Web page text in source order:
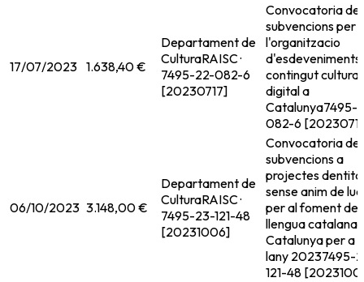
17/07/2023 1.638,40 €
Departament de
CulturaRAISC ·
7495-22-082-6
[20230717]
Convocatoria de
subvencions per
l'organitzacio
d'esdeveniments
contingut cultural
digital a
Catalunya7495-
082-6
06/10/2023 3.148,00 €
Departament de
CulturaRAISC ·
7495-23-121-48
[20231006]
Convocatoria de
subvencions a
projectes
sense anim de
per al foment de
llengua catalana
Catalunya per a
lany 20237495-
121-48